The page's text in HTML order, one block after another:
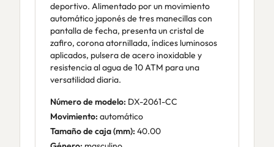
deportivo. Alimentado por un movimiento
automático japonés de tres manecillas con
pantalla de fecha, presenta un cristal de
zafiro, corona atornillada, índices luminosos
aplicados, pulsera de acero inoxidable y
resistencia al agua de 10 ATM para una
versatilidad diaria.
Número de modelo: DX-2061-CC
Movimiento: automático
Tamaño de caja (mm): 40.00